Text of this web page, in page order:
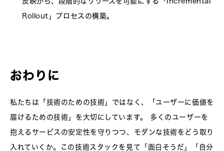
Rollout」プロセスの構築。
おわりに
私たちは「技術のための技術」ではなく、「ユーザーに価値を
届けるための技術」を大切にしています。 多くのユーザーを
抱えるサービスの安定性を守りつつ、モダンな技術をどう取り
入れていくか。この技術スタックを見て「面白そうだ」「自分